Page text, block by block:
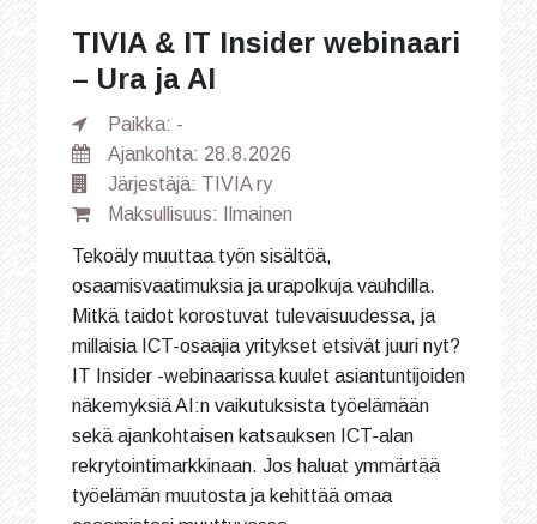
TIVIA & IT Insider webinaari
– Ura ja AI
Paikka: -
Ajankohta: 28.8.2026
Järjestäjä: TIVIA ry
Maksullisuus: Ilmainen
Tekoäly muuttaa työn sisältöä,
osaamisvaatimuksia ja urapolkuja vauhdilla.
Mitkä taidot korostuvat tulevaisuudessa, ja
millaisia ICT-osaajia yritykset etsivät juuri nyt?
IT Insider -webinaarissa kuulet asiantuntijoiden
näkemyksiä AI:n vaikutuksista työelämään
sekä ajankohtaisen katsauksen ICT-alan
rekrytointimarkkinaan. Jos haluat ymmärtää
työelämän muutosta ja kehittää omaa